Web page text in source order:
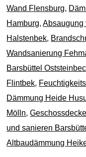
Wand Flensburg,
Hamburg,Absaugung
Halstenbek,
Wandsanierung
Barsbüttel
Flintbek,
Dämmung Heide
Mölln,
und sanieren
Altbaudämmung